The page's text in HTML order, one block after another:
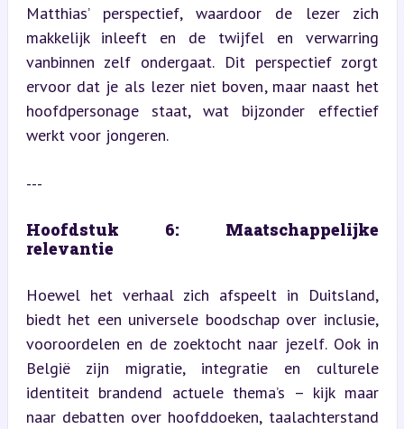
Matthias’ perspectief, waardoor de lezer zich
makkelijk inleeft en de twijfel en verwarring
vanbinnen zelf ondergaat. Dit perspectief zorgt
ervoor dat je als lezer niet boven, maar naast het
hoofdpersonage staat, wat bijzonder effectief
werkt voor jongeren.
---
Hoofdstuk 6: Maatschappelijke
relevantie
Hoewel het verhaal zich afspeelt in Duitsland,
biedt het een universele boodschap over inclusie,
vooroordelen en de zoektocht naar jezelf. Ook in
België zijn migratie, integratie en culturele
identiteit brandend actuele thema’s – kijk maar
naar debatten over hoofddoeken, taalachterstand